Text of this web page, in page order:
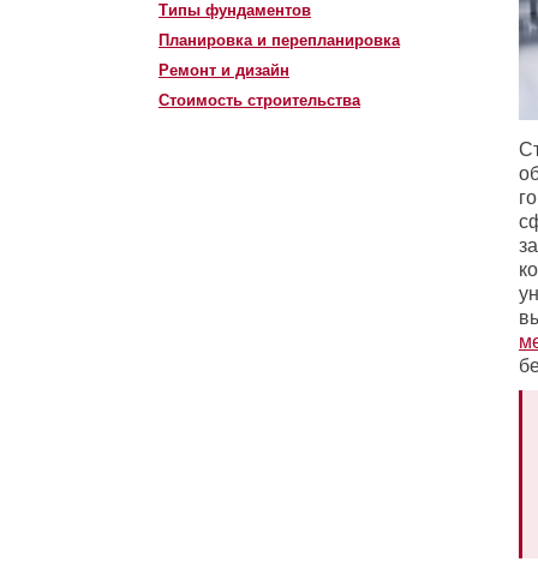
Типы фундаментов
Планировка и перепланировка
Ремонт и дизайн
Стоимость строительства